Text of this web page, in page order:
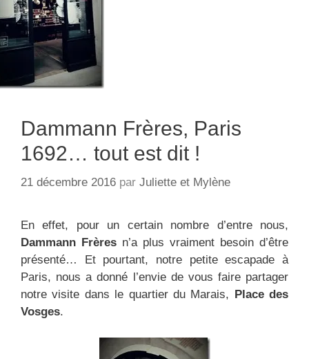
Dammann Frères, Paris
1692… tout est dit !
21 décembre 2016 par Juliette et Mylène
En effet, pour un certain nombre d’entre nous,
Dammann Frères n’a plus vraiment besoin d’être
présenté… Et pourtant, notre petite escapade à
Paris, nous a donné l’envie de vous faire partager
notre visite dans le quartier du Marais, Place des
Vosges.